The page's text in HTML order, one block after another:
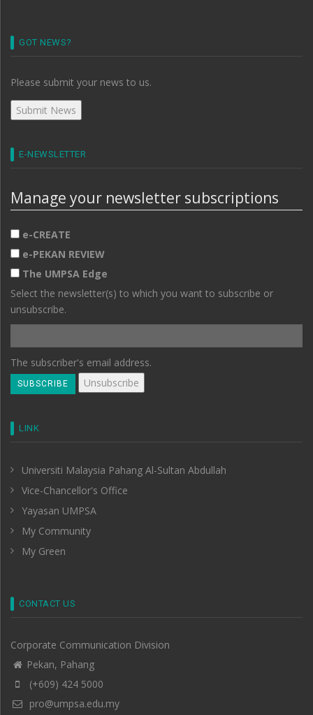
GOT NEWS?
Please submit your news to us.
E-NEWSLETTER
Manage your newsletter subscriptions
e-CREATE
e-PEKAN REVIEW
The UMPSA Edge
Select the newsletter(s) to which you want to subscribe or
unsubscribe.
The subscriber's email address.
LINK
Universiti Malaysia Pahang Al-Sultan Abdullah
Vice-Chancellor's Office
Yayasan UMPSA
My Community
My Green
CONTACT US
Corporate Communication Division
Pekan, Pahang
(+609) 424 5000
pro@umpsa.edu.my